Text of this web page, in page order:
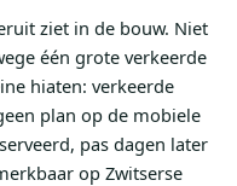
ziet in de bouw. Niet
één grote verkeerde
hiaten: verkeerde
plan op de mobiele
pas dagen later
op Zwitserse